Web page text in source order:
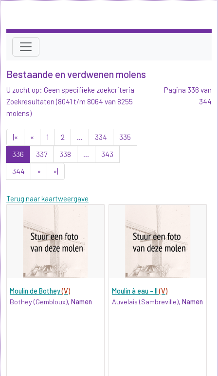
Bestaande en verdwenen molens
U zocht op: Geen specifieke zoekcriteria
Zoekresultaten (8041 t/m 8064 van 8255
molens)
|« « 1 2 ... 334
335
336
337 338 ...
343
344
» »|
Terug naar kaartweergave
Pagina 336 van
344
Moulin de Bothey(V)
Bothey (Gembloux), Namen
Moulin à eau - II(V)
Auvelais (Sambreville),Namen